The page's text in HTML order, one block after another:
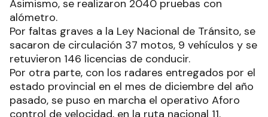
Asimismo, se realizaron 2040 pruebas con
alómetro.
Por faltas graves a la Ley Nacional de Tránsito, se
sacaron de circulación 37 motos, 9 vehículos y se
retuvieron 146 licencias de conducir.
Por otra parte, con los radares entregados por el
estado provincial en el mes de diciembre del año
pasado, se puso en marcha el operativo Aforo
control de velocidad, en la ruta nacional 11.